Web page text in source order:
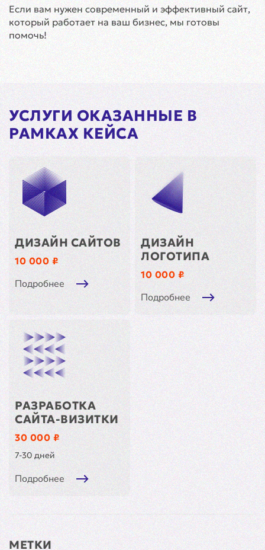
Если вам нужен современный и эффективный сайт,
который работает на ваш бизнес, мы готовы
помочь!
УСЛУГИ ОКАЗАННЫЕ В
РАМКАХ КЕЙСА
ДИЗАЙН САЙТОВ
10 000 ₽
Подробнее
ДИЗАЙН
ЛОГОТИПА
10 000 ₽
Подробнее
РАЗРАБОТКА
САЙТА-ВИЗИТКИ
30 000 ₽
7-30 дней
Подробнее
МЕТКИ